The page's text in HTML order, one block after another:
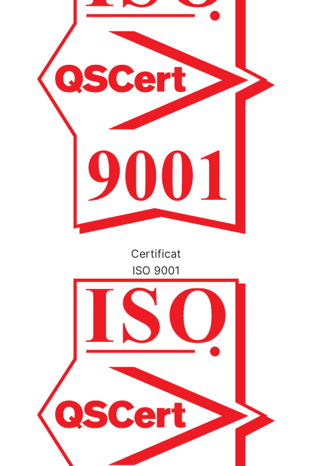
Certificat
ISO 9001